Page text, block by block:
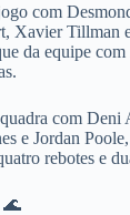
com
Xavier Tillman
da equipe
com
e Jordan
rebotes e
🌊